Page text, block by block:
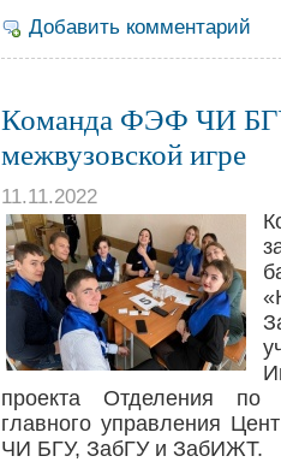
Добавить комментарий
Команда ФЭФ ЧИ
межвузовской игре
11.11.2022
проекта Отделения по
главного управления
ЧИ БГУ, ЗабГУ и ЗабИЖТ.